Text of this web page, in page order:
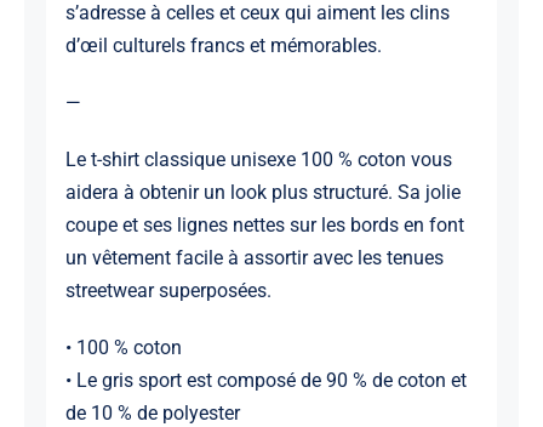
s’adresse à celles et ceux qui aiment les clins
d’œil culturels francs et mémorables.
—
Le t-shirt classique unisexe 100 % coton vous
aidera à obtenir un look plus structuré. Sa jolie
coupe et ses lignes nettes sur les bords en font
un vêtement facile à assortir avec les tenues
streetwear superposées.
• 100 % coton
• Le gris sport est composé de 90 % de coton et
de 10 % de polyester